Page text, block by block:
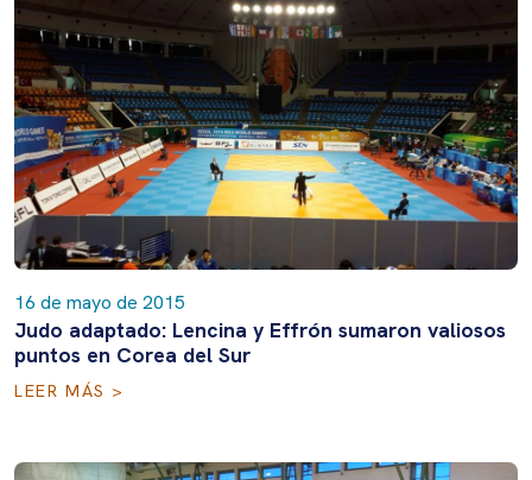
16 de mayo de 2015
Judo adaptado: Lencina y Effrón sumaron valiosos
puntos en Corea del Sur
LEER MÁS >